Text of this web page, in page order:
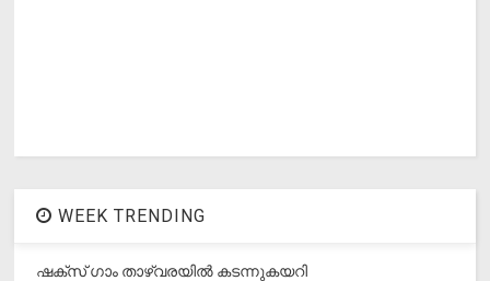
WEEK TRENDING
ഷക്സ് ​ഗാം താഴ്‌വരയിൽ കടന്നുകയറി